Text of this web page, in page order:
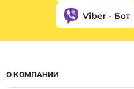
О КОМПАНИИ